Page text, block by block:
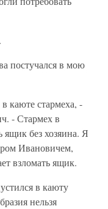
постучался в мою
каюте стармеха, -
- Стармех в
без хозяина. Я
Ивановичем,
взломать ящик.
в каюту
нельзя